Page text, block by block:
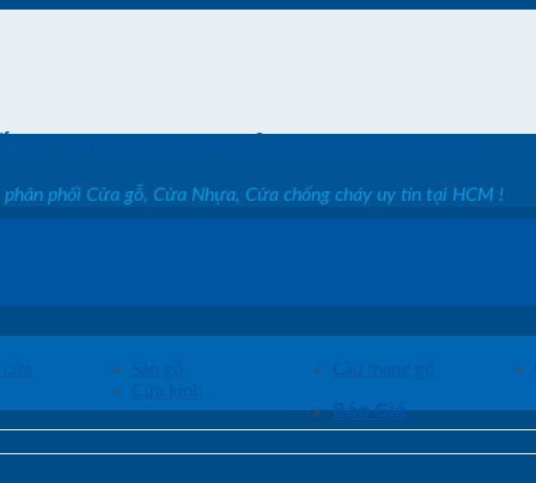
Báo Giá
phân phối Cửa gỗ, Cửa Nhựa, Cửa chống cháy uy tín tại HCM !